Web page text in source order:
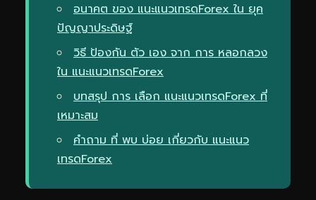
อนาคต ของ แนะแนวเทรดForex ใน ยุค
ปัญญาประดิษฐ์
วิธี ป้องกัน ตัว เอง จาก การ หลอกลวง
ใน แนะแนวเทรดForex
บทสรุป การ เลือก แนะแนวเทรดForex ที่
เหมาะสม
คำถาม ที่ พบ บ่อย เกี่ยวกับ แนะแนว
เทรดForex